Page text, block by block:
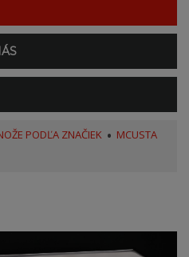
PODĽA ZNAČIEK
MCUSTA